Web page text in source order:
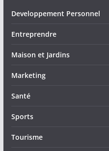
Developpement Personnel
Entreprendre
Maison et Jardins
Marketing
Santé
Sports
Tourisme